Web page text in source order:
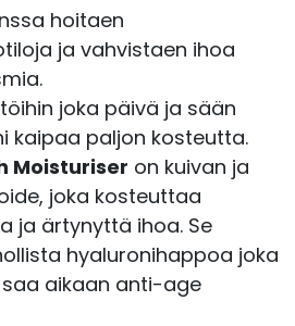
hoitaen
ja vahvistaen ihoa
joka päivä ja sään
kaipaa paljon kosteutta.
Moisturiser on kuivan ja
joka kosteuttaa
ja ärtynyttä ihoa. Se
hyaluronihappoa joka
aikaan anti-age